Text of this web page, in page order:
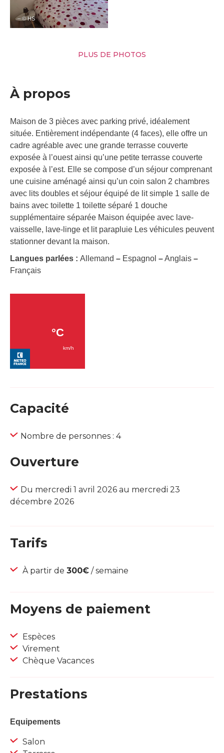
– © HS
PLUS DE PHOTOS
À propos
Maison de 3 pièces avec parking privé, idéalement
située. Entièrement indépendante (4 faces), elle offre un
cadre agréable avec une grande terrasse couverte
exposée à l’ouest ainsi qu’une petite terrasse couverte
exposée à l’est. Elle se compose d’un séjour comprenant
une cuisine aménagé ainsi qu’un coin salon 2 chambres
avec lits doubles et séjour équipé de lit simple 1 salle de
bains avec toilette 1 toilette séparé 1 douche
supplémentaire séparée Maison équipée avec lave-
vaisselle, lave-linge et lit parapluie Les véhicules peuvent
stationner devant la maison.
Langues parlées : Allemand – Espagnol –Anglais –
Français
Capacité
Nombre de personnes : 4
Ouverture
Du mercredi 1 avril 2026 au mercredi 23
décembre 2026
Tarifs
À partir de 300€ / semaine
Moyens de paiement
Espèces
Virement
Chèque Vacances
Prestations
Equipements
Salon